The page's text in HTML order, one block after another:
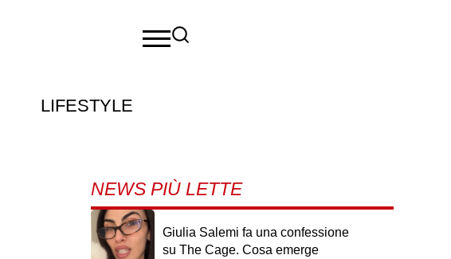
LIFESTYLE
NEWS PIÙ LETTE
Giulia Salemi fa una confessione
su The Cage. Cosa emerge